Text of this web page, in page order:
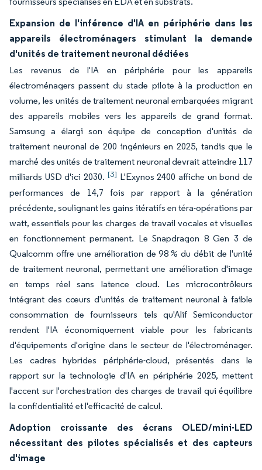
Expansion de l'inférence d'IA en périphérie dans les
appareils électroménagers stimulant la demande
d'unités de traitement neuronal dédiées
Les revenus de l'IA en périphérie pour les appareils
électroménagers passent du stade pilote à la production en
volume, les unités de traitement neuronal embarquées migrant
des appareils mobiles vers les appareils de grand format.
Samsung a élargi son équipe de conception d'unités de
traitement neuronal de 200 ingénieurs en 2025, tandis que le
marché des unités de traitement neuronal devrait atteindre 117
milliards USD d'ici 2030. [3] L'Exynos 2400 affiche un bond de
performances de 14,7 fois par rapport à la génération
précédente, soulignant les gains itératifs en téra-opérations par
watt, essentiels pour les charges de travail vocales et visuelles
en fonctionnement permanent. Le Snapdragon 8 Gen 3 de
Qualcomm offre une amélioration de 98 % du débit de l'unité
de traitement neuronal, permettant une amélioration d'image
en temps réel sans latence cloud. Les microcontrôleurs
intégrant des cœurs d'unités de traitement neuronal à faible
consommation de fournisseurs tels qu'Alif Semiconductor
rendent l'IA économiquement viable pour les fabricants
d'équipements d'origine dans le secteur de l'électroménager.
Les cadres hybrides périphérie-cloud, présentés dans le
rapport sur la technologie d'IA en périphérie 2025, mettent
l'accent sur l'orchestration des charges de travail qui équilibre
la confidentialité et l'efficacité de calcul.
Adoption croissante des écrans OLED/mini-LED
nécessitant des pilotes spécialisés et des capteurs
d'image